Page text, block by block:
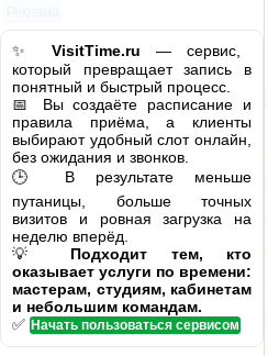
✨ VisitTime.ru — сервис,
который превращает запись в
понятный и быстрый процесс.
📅 Вы создаёте расписание и
правила приёма, а клиенты
выбирают удобный слот онлайн,
без ожидания и звонков.
🕒 В результате меньше
путаницы, больше точных
визитов и ровная загрузка на
неделю вперёд.
💡 Подходит тем, кто
оказывает услуги по времени:
мастерам, студиям, кабинетам
и небольшим командам.
✅ Начать пользоваться сервисом